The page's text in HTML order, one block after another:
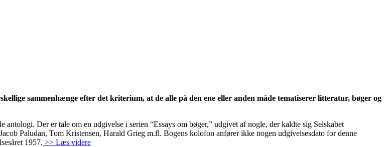
sammenhænge efter det kriterium, at de alle på den ene eller anden måde tematiserer litteratur, bøger og
Der er tale om en udgivelse i serien “Essays om bøger,” udgivet af nogle, der kaldte sig Selskabet
Paludan, Tom Kristensen, Harald Grieg m.fl. Bogens kolofon anfører ikke nogen udgivelsesdato for denne
1957. >> Læs videre